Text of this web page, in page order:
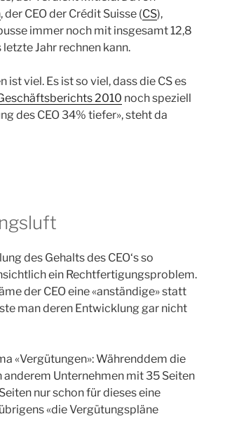
, der CEO der Crédit Suisse (CS),
immer noch mit insgesamt 12,8
Jahr rechnen kann.
viel. Es ist so viel, dass die CS es
2010 noch speziell
des CEO 34% tiefer», steht da
des Gehalts des CEO‘s so
ein Rechtfertigungsproblem.
der CEO eine «anständige» statt
man deren Entwicklung gar nicht
«Vergütungen»: Währenddem die
Unternehmen mit 35 Seiten
nur schon für dieses eine
«die Vergütungspläne